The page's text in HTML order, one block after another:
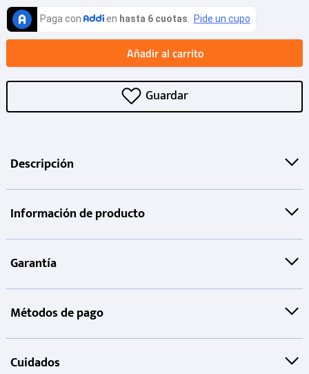
Añadir al carrito
Descripción
Información de producto
Garantía
Métodos de pago
Cuidados